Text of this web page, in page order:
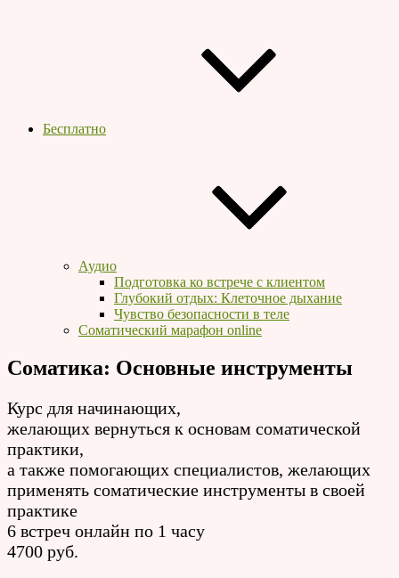
Бесплатно
Аудио
Подготовка ко встрече с клиентом
Глубокий отдых: Клеточное дыхание
Чувство безопасности в теле
Соматический марафон online
Соматика: Основные инструменты
Курс для начинающих,
желающих вернуться к основам соматической
практики,
а также помогающих специалистов, желающих
применять соматические инструменты в своей
практике
6 встреч онлайн по 1 часу
4700 руб.